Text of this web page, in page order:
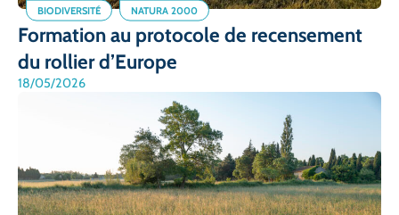
BIODIVERSITÉ NATURA 2000
Formation au protocole de recensement
du rollier d’Europe
18/05/2026